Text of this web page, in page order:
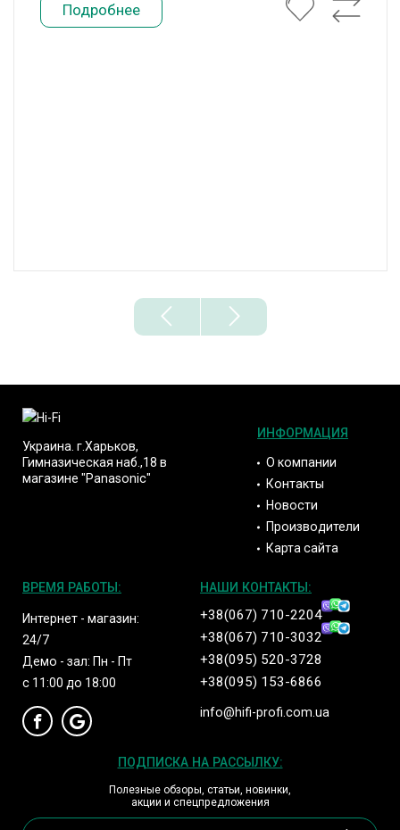
Подробнее
Украина. г.Харьков,
Гимназическая наб.,18 в
магазине "Panasonic"
ИНФОРМАЦИЯ
О компании
Контакты
Новости
Производители
Карта сайта
ВРЕМЯ РАБОТЫ:
Интернет - магазин:
24/7
Демо - зал: Пн - Пт
с 11:00 до 18:00
НАШИ КОНТАКТЫ:
+38(067) 710-2204
+38(067) 710-3032
+38(095) 520-3728
+38(095) 153-6866
info@hifi-profi.com.ua
ПОДПИСКА НА РАССЫЛКУ:
Полезные обзоры, статьи, новинки,
акции и спецпредложения